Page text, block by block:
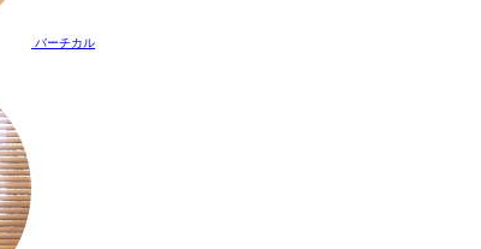
バーチカル